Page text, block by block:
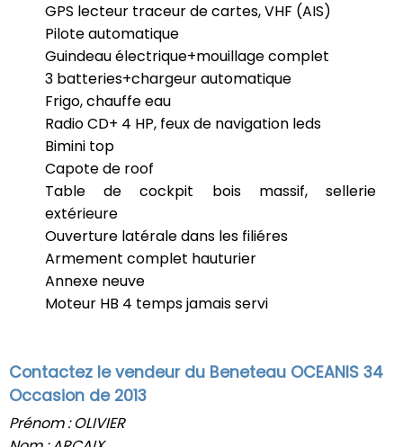
GPS lecteur traceur de cartes, VHF (AIS)
Pilote automatique
Guindeau électrique+mouillage complet
3 batteries+chargeur automatique
Frigo, chauffe eau
Radio CD+ 4 HP, feux de navigation leds
Bimini top
Capote de roof
Table de cockpit bois massif, sellerie
extérieure
Ouverture latérale dans les filiéres
Armement complet hauturier
Annexe neuve
Moteur HB 4 temps jamais servi
Contactez le vendeur du Beneteau OCEANIS 34
Occasion de 2013
Prénom : OLIVIER